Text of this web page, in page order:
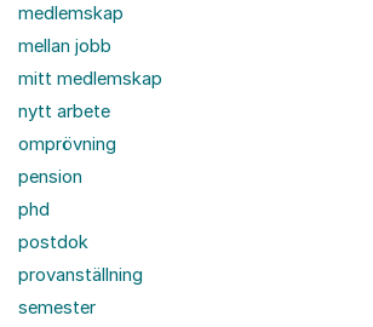
medlemskap
mellan jobb
mitt medlemskap
nytt arbete
omprövning
pension
phd
postdok
provanställning
semester